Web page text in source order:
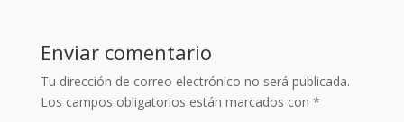
Enviar comentario
Tu dirección de correo electrónico no será publicada.
Los campos obligatorios están marcados con *